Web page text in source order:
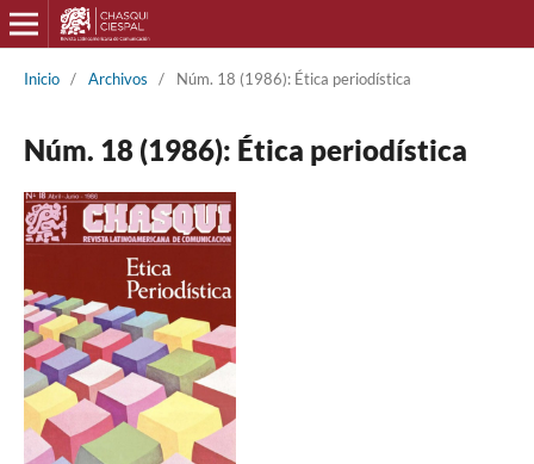
Inicio / Archivos / Núm. 18 (1986): Ética periodística
Núm. 18 (1986): Ética periodística